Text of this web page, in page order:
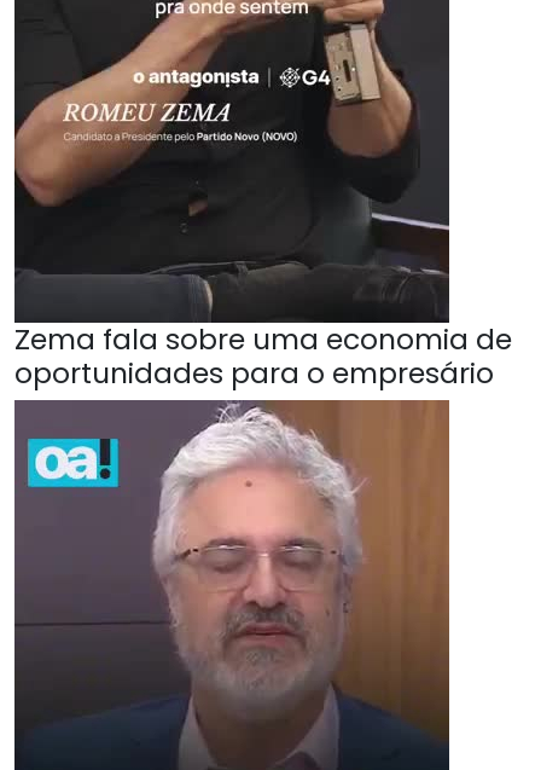
Zema fala sobre uma economia de
oportunidades para o empresário